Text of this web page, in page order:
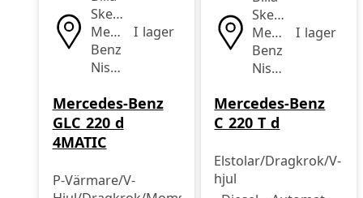
Skellefteå
Mercedes-
Benz
Nissan
I lager
Mercedes-Benz
GLC 220 d
4MATIC
P-Värmare/V-
Skellefteå
Mercedes-
Benz
Nissan
I lager
Mercedes-Benz
C 220 T d
Elstolar/Dragkrok/V-
hjul
Drivmedel
Drivmedel
Miltal
årsmodell